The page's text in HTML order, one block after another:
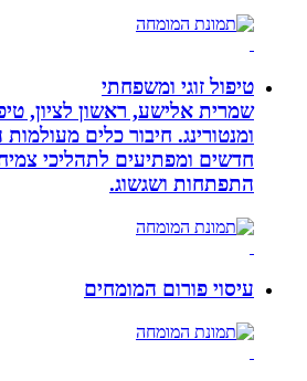
טיפול זוגי ומשפחתי
שמרית אלישע, ראשון לציון, טיפול
ומנטורינג. חיבור כלים מעולמות
חדשים ומפתיעים לתהליכי צמיחה,
התפתחות ושגשוג.
עיסוי פורום המומחים